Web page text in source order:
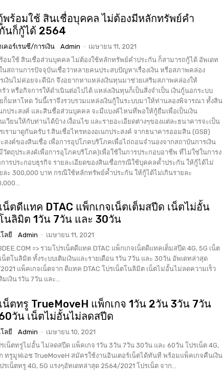
พร้อมใช้ สินเชื่อบุคคล ไม่ต้องมีหลักทรัพย์คำ
นก็กู้ได้ 2564
คอร์เรนซี/การเงิน Admin - เมษายน 11, 2021
อมใช้ สินเชื่อส่วนบุคคล ไม่ต้องใช้หลักทรัพย์คำประกัน ก็สามารถกู้ได้ อัพเดท
เงินไม่ค่อยจะดีนัก จึงอยากหาแหล่งเงินทุนมาช่วยเสริมสภาพคล่องให้
ว หรือกิจการให้ดำเนินต่อไปได้ แหล่งเงินทุนก็เป็นสิ่งจำเป็น เงินกู้นอกระบบ
ก็มหาโหด วันนี้เราจึงรวบรวมแหล่งเงินกู้ในระบบมาให้ท่านลองพิจารณา ทั้งสิน
กประสงค์ และสินชื่อส่วนบุคคล จะมีแบงค์ไหนที่พอให้กู้ยืมเพื่อเป็นเงิน
วียนให้กับท่านได้บ้าง เงื่อนไข และรายอะเอียดต่างๆของแต่ละธนาคารจะเป็น
สินเชื่อไทรทองอเนกประสงค์ จากธนาคารออมสิน (GSB)
อการอุปโภคบริโภคเพื่อไถ่ถอนจำนองจากสถาบันการเงิน
วัตถุประสงค์เพื่อการอุโภคบริโภค)เพื่อใช้ในการประกอบอาชีพ ที่ไม่ใช่ในการง
รายละเอียดของสินเชื่อกรณีใช้บุคคลค้ำประกัน ให้กู้ได้ไม่
บาท กรณีใช้หลักทรัพย์ค้ำประกัน ให้กู้ได้ไม่เกินรายละ
น็ตดีแทค DTAC แพ็กเกจเน็ตเต็มสปีด เน็ตไม่อั้น
นลิมิต 1วัน 7วัน และ 30วัน
ลยี Admin - เมษายน 11, 2021
=> รวมโปรเน็ตดีแทค DTAC แพ็กเกจเน็ตดีแทคเต็มสปีด 4G, 5G เน็ต
น็ตโนลิมิต ทั้งระบบเติมเงินและรายเดือน 1วัน 7วัน และ 30วัน อัพเดทล่าสุด
ตโนลิมิต เน็ตไม่อั้นไม่ลดความเร็ว
มเงิน 1วัน 7วัน และ...
น็ตทรู TrueMoveH แพ็กเกจ 1วัน 2วัน 3วัน 7วัน
วัน เน็ตไม่อั้นไม่ลดสปีด
ลยี Admin - เมษายน 10, 2021
เน็ตทรูไม่อั้น ไม่ลดสปีด แพ็คเกจ 1วัน 3วัน 7วัน 30วัน และ 60วัน โปรเน็ต 4G,
ทรูมูฟเอช TrueMoveH สมัครใช้งานอินเตอร์เน็ตได้ทันที พร้อมแพ็คเกจคืนเงิน
50% โปรเน็ตทรู 4G, 5G แรงๆอัทเดทล่าสุด 2564/2021 โปรเน็ต จาก...